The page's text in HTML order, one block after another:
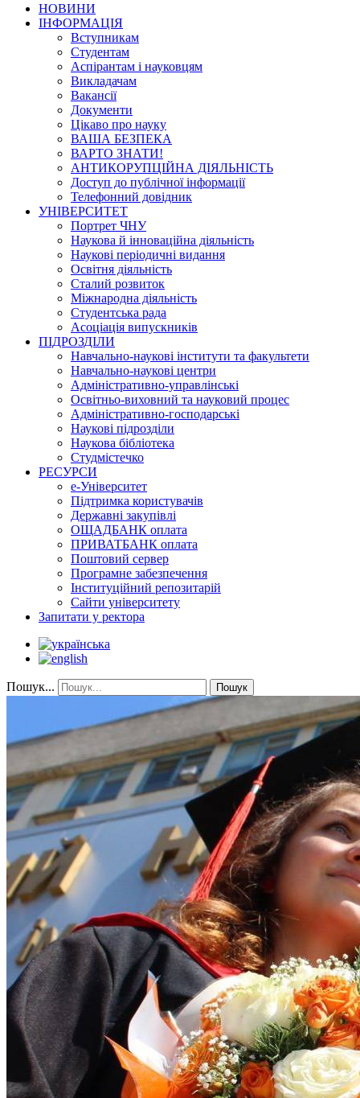
НОВИНИ
ІНФОРМАЦІЯ
Вступникам
Студентам
Аспірантам і науковцям
Викладачам
Вакансії
Документи
Цікаво про науку
ВАША БЕЗПЕКА
ВАРТО ЗНАТИ!
АНТИКОРУПЦІЙНА ДІЯЛЬНІСТЬ
Доступ до публічної інформації
Телефонний довідник
УНІВЕРСИТЕТ
Портрет ЧНУ
Наукова й інноваційна діяльність
Наукові періодичні видання
Освітня діяльність
Сталий розвиток
Міжнародна діяльність
Студентська рада
Асоціація випускників
ПІДРОЗДІЛИ
Навчально-наукові інститути та факультети
Навчально-наукові центри
Адміністративно-управлінські
Освітньо-виховний та науковий процес
Адміністративно-господарські
Наукові підрозділи
Наукова бібліотека
Студмістечко
РЕСУРСИ
е-Університет
Підтримка користувачів
Державні закупівлі
ОЩАДБАНК оплата
ПРИВАТБАНК оплата
Поштовий сервер
Програмне забезпечення
Інституційний репозитарій
Сайти університету
Запитати у ректора
Пошук... Пошук